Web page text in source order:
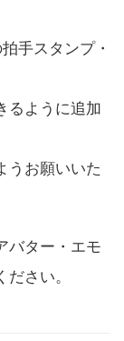
手スタンプ・
るように追加
うお願いいた
バター・エモ
ださい。